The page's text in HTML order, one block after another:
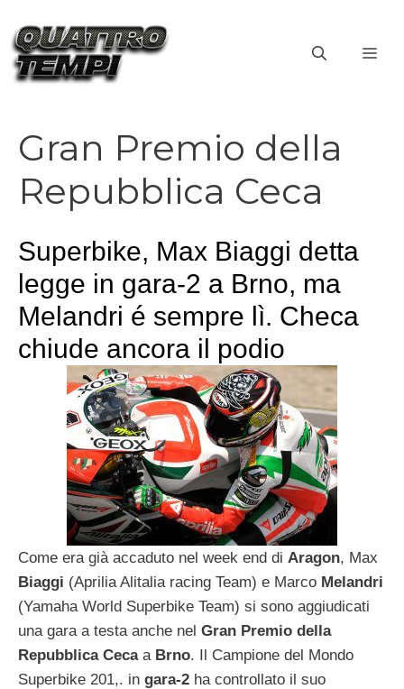
contenuto
Gran Premio della
Repubblica Ceca
Superbike, Max Biaggi detta
legge in gara-2 a Brno, ma
Melandri é sempre lì. Checa
chiude ancora il podio
Come era già accaduto nel week end di Aragon, Max
Biaggi (Aprilia Alitalia racing Team) e Marco Melandri
(Yamaha World Superbike Team) si sono aggiudicati
una gara a testa anche nel Gran Premio della
Repubblica Cecaa Brno. Il Campione del Mondo
Superbike 201,. in gara-2 ha controllato il suo